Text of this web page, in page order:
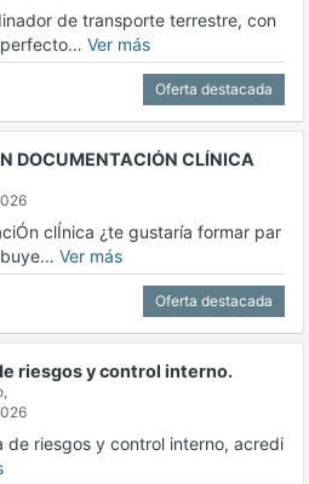
de transporte terrestre, con
perfecto… Ver más
Oferta destacada
DOCUMENTACIÓN CLÍNICA
clÍnica ¿te gustaría formar par
Ver más
Oferta destacada
riesgos y control interno.
de riesgos y control interno, acredi